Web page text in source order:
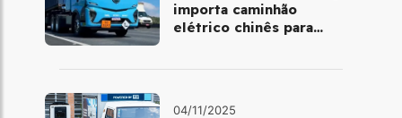
importa caminhão
elétrico chinês para
04/11/2025